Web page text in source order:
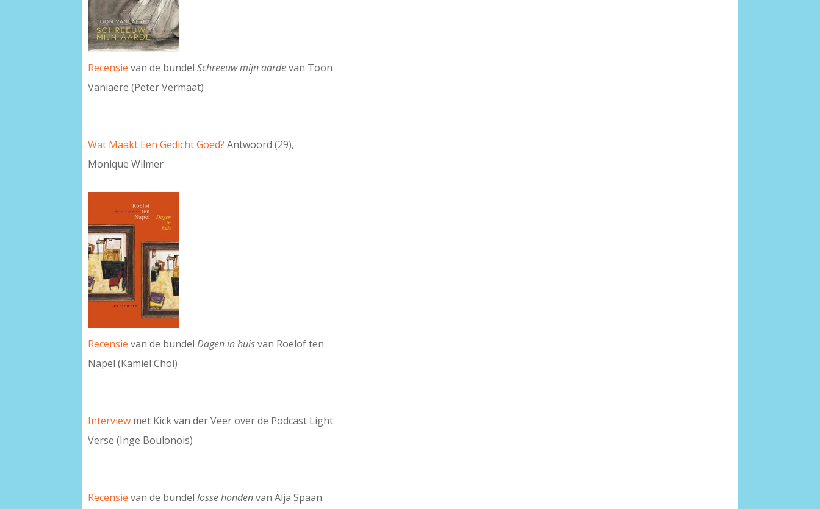
Recensie van de bundelSchreeuw mijn aardevan Toon
Vanlaere (Peter Vermaat)
Wat Maakt Een Gedicht Goed? Antwoord (29),
Monique Wilmer
Recensie van de bundelDagen in huisvan Roelof ten
Napel (Kamiel Choi)
Interview met Kick van der Veer over de Podcast Light
Verse (Inge Boulonois)
Recensie van de bundellosse honden van Alja Spaan